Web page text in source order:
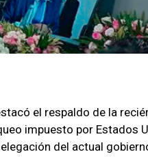
el respaldo de la
impuesto por Estados
del actual